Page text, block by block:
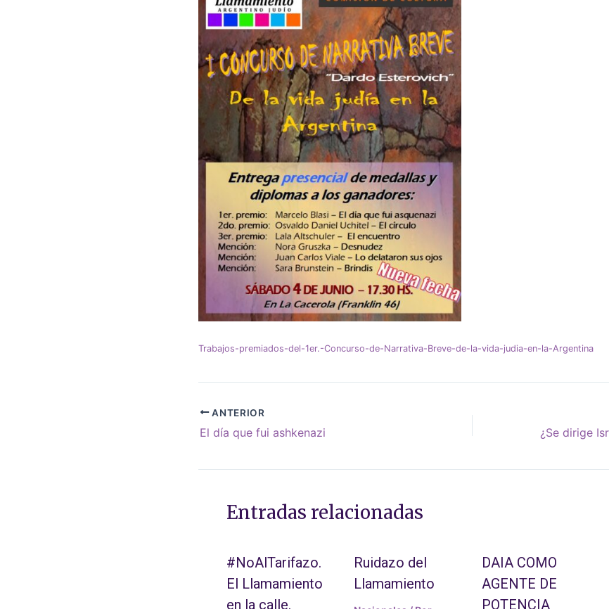
Trabajos-premiados-del-1er.-Concurso-de-Narrativa-Breve-de-la-vida-judia-en-la-Argentina
ANTERIOR
El día que fui ashkenazi
Entradas relacionadas
#NoAlTarifazo.
El Llamamiento
en la calle.
Ruidazo del
Llamamiento
DAIA COMO
AGENTE DE
POTENCIA